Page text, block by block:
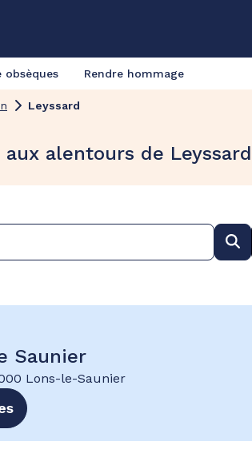
obsèques Rendre hommage
Leyssard
alentours de Leyssard
Saunier
Lons-le-Saunier